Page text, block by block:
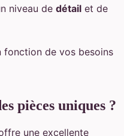
niveau de détail et de
fonction de vos besoins
pièces uniques ?
une excellente